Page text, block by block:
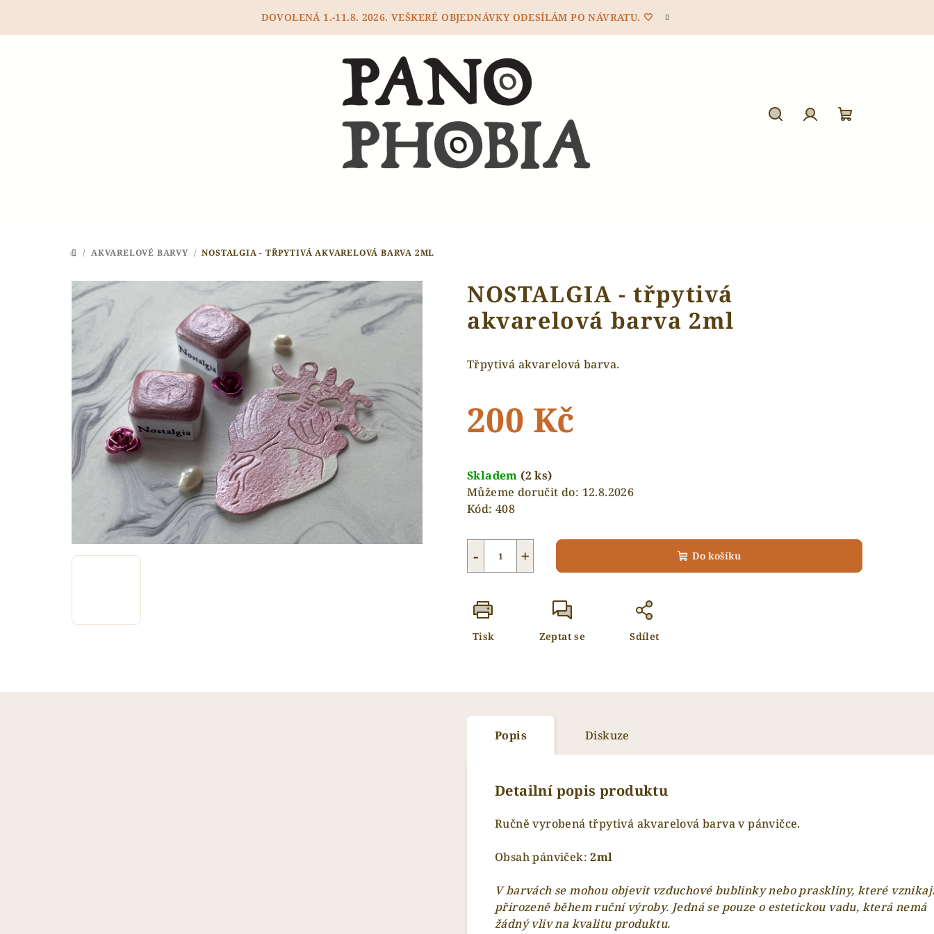
DOVOLENÁ 1.-11.8. 2026. VEŠKERÉ OBJEDNÁVKY ODESÍLÁM PO NÁVRATU. 🤍
DOMŮ
/ AKVARELOVÉ BARVY / NOSTALGIA - TŘPYTIVÁ AKVARELOVÁ BARVA 2ML
NOSTALGIA - třpytivá
akvarelová barva 2ml
Třpytivá akvarelová barva.
200 Kč
cena:
Skladem (2 ks)
Můžeme doručit do: 12.8.2026
Kód: 408
+
− Do košíku
Tisk Zeptat se Sdílet
Popis Diskuze
Detailní popis produktu
Ručně vyrobená třpytivá akvarelová barva v pánvičce.
Obsah pánviček: 2ml
V barvách se mohou objevit vzduchové bublinky nebo praskliny, které
přirozeně během ruční výroby. Jedná se pouze o estetickou vadu, která nemá
žádný vliv na kvalitu produktu.